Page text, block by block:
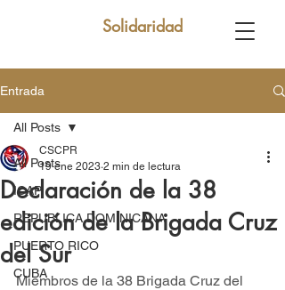
Solidaridad
Entrada
All Posts
ICAP
REPUBLICA DOMINICANA
PUERTO RICO
CUBA
All Posts
Declaración de la 38
edición de la Brigada Cruz
del Sur
CSCPR
19 ene 2023 2 min de lectura
Miembros de la 38 Brigada Cruz del